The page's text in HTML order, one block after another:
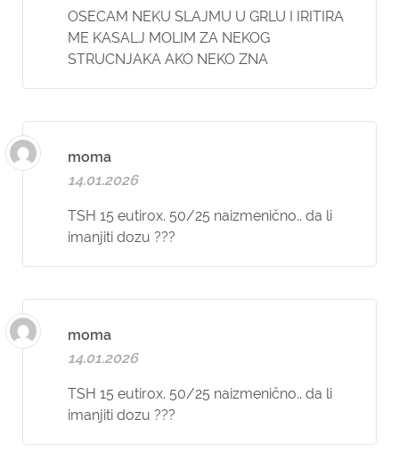
OSECAM NEKU SLAJMU U GRLU I IRITIRA
ME KASALJ MOLIM ZA NEKOG
STRUCNJAKA AKO NEKO ZNA
moma
14.01.2026
TSH 15 eutirox. 50/25 naizmenično.. da li
imanjiti dozu ???
moma
14.01.2026
TSH 15 eutirox. 50/25 naizmenično.. da li
imanjiti dozu ???